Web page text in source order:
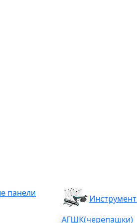
панели
АГШК(черепашки)